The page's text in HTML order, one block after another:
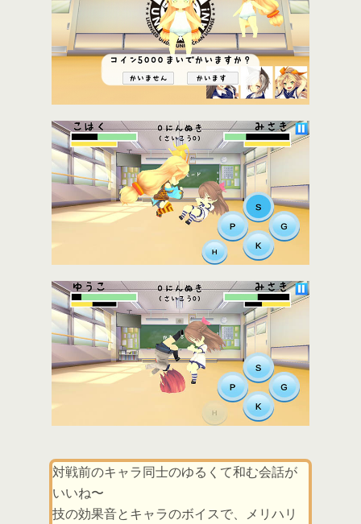
対戦前のキャラ同士のゆるくて和む会話が
いいね〜
技の効果音とキャラのボイスで、メリハリ